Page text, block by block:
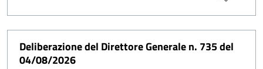
Deliberazione del Direttore Generale n. 735 del
04/08/2026